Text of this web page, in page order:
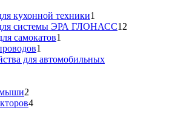
кухонной техники1
товар
системы ЭРА ГЛОНАСС12
самокатов1
1
товар
для автомобильных
2
товара
44